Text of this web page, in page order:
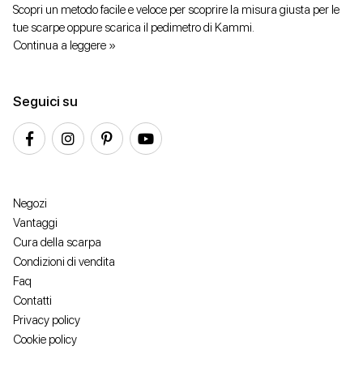
Scopri un metodo facile e veloce per scoprire la misura giusta per le
tue scarpe oppure scarica il pedimetro di Kammi.
Continua a leggere »
Seguici su
Negozi
Vantaggi
Cura della scarpa
Condizioni di vendita
Faq
Contatti
Privacy policy
Cookie policy